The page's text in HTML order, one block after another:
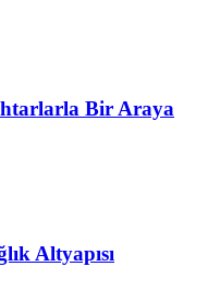
Bir Araya
Altyapısı